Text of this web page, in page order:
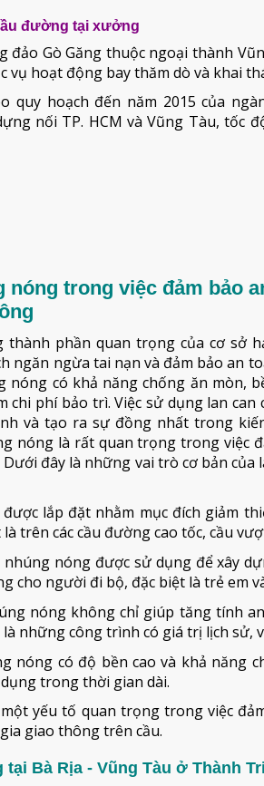
đường tại xưởng
Gò Găng thuộc ngoại thành
vụ hoạt động bay thăm dò và khai
hoạch đến năm 2015 của
nối TP. HCM và Vũng Tàu, tốc
trong việc đảm bảo
phần quan trọng của cơ sở
ngăn ngừa tai nạn và đảm bảo an
nóng có khả năng chống ăn mòn,
phí bảo trì. Việc sử dụng lan can
và tạo ra sự đồng nhất trong
nóng là rất quan trọng trong việc
đây là những vai trò cơ bản của
lắp đặt nhằm mục đích giảm
trên các cầu đường cao tốc, cầu
nhúng nóng được sử dụng để xây
cho người đi bộ, đặc biệt là trẻ em
nóng không chỉ giúp tăng tính
những công trình có giá trị lịch sử,
nóng có độ bền cao và khả năng
trong thời gian dài.
yếu tố quan trọng trong việc
giao thông trên cầu.
Bà Rịa - Vũng Tàu ở Thành